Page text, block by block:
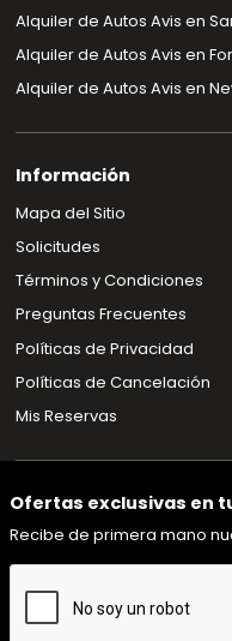
Alquiler de Autos Avis en
Alquiler de Autos Avis en
Alquiler de Autos Avis en
Información
Mapa del Sitio
Solicitudes
Términos y Condiciones
Preguntas Frecuentes
Políticas de Privacidad
Políticas de Cancelación
Mis Reservas
Ofertas exclusivas en
Recibe de primera mano